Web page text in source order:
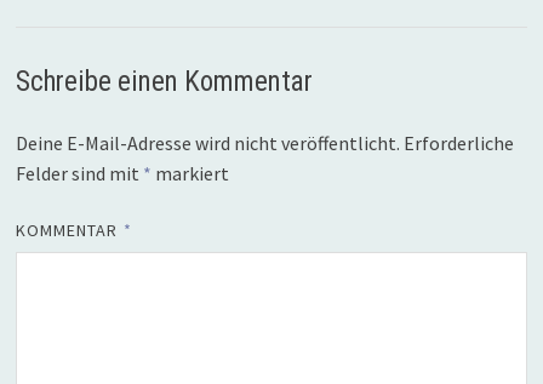
Schreibe einen Kommentar
Deine E-Mail-Adresse wird nicht veröffentlicht. Erforderliche
Felder sind mit * markiert
KOMMENTAR *